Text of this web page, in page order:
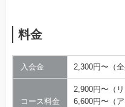
料金
入会金 2,300円〜（全
コース料金
2,900円〜（リ
6,600円〜（ア